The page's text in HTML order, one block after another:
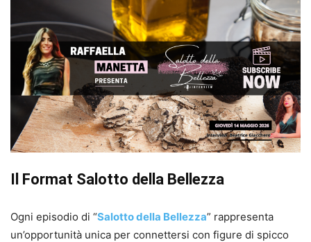
Il Format Salotto della Bellezza
Ogni episodio di “Salotto della Bellezza” rappresenta
un’opportunità unica per connettersi con figure di spicco